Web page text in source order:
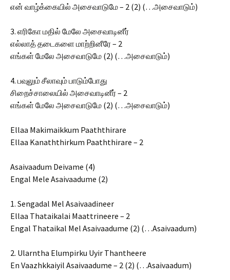
என் வாழ்க்கையில் அசைவாடுமே – 2 (2) (…அசைவாடும்)
3. எரிகோ மதில் மேலே அசைவாடினீர்
எல்லாத் தடைகளை மாற்றினீரே – 2
எங்கள் மேலே அசைவாடுமே (2) (…அசைவாடும்)
4. பவுலும் சீலாவும் பாடும்போது
சிறைச்சாலையில் அசைவாடினீர் – 2
எங்கள் மேலே அசைவாடுமே (2) (…அசைவாடும்)
Ellaa Makimaikkum Paaththirare
Ellaa Kanaththirkum Paaththirare – 2
Asaivaadum Deivame (4)
Engal Mele Asaivaadume (2)
1. Sengadal Mel Asaivaadineer
Ellaa Thataikalai Maattrineere – 2
Engal Thataikal Mel Asaivaadume (2) (…Asaivaadum)
2. Ularntha Elumpirku Uyir Thantheere
En Vaazhkkaiyil Asaivaadume – 2 (2) (…Asaivaadum)